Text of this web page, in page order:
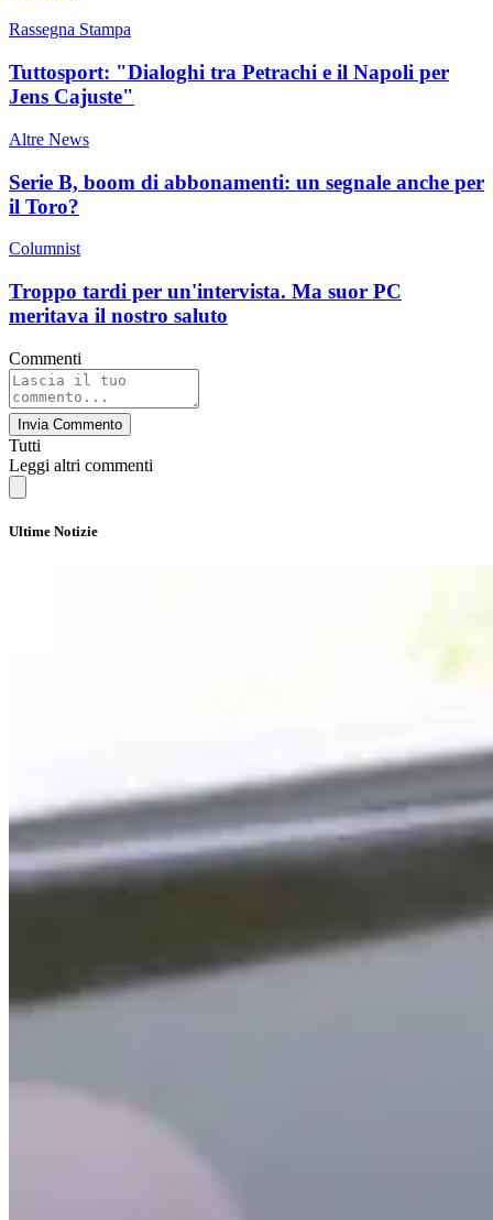
Rassegna Stampa
Tuttosport: "Dialoghi tra Petrachi e il Napoli per
Jens Cajuste"
Altre News
Serie B, boom di abbonamenti: un segnale anche per
il Toro?
Columnist
Troppo tardi per un'intervista. Ma suor PC
meritava il nostro saluto
Commenti
Invia Commento
Tutti
Leggi altri commenti
Ultime Notizie